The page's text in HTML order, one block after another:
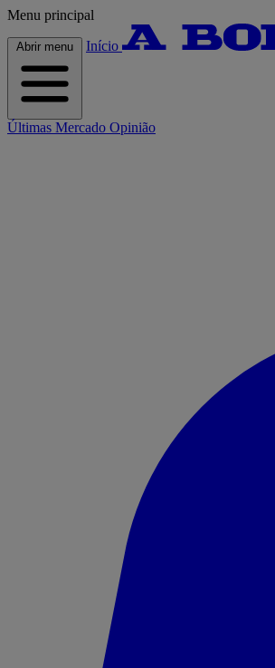
Menu principal
Abrir menu Início
Últimas Mercado Opinião